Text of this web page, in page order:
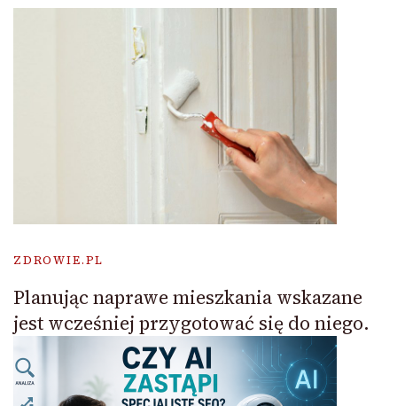
ZDROWIE.PL
Planując naprawe mieszkania wskazane
jest wcześniej przygotować się do niego.